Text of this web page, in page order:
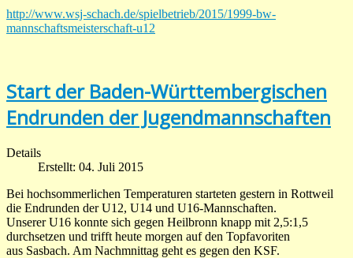
http://www.wsj-schach.de/spielbetrieb/2015/1999-bw-
mannschaftsmeisterschaft-u12
Start der Baden-Württembergischen
Endrunden der Jugendmannschaften
Details
Erstellt: 04. Juli 2015
Bei hochsommerlichen Temperaturen starteten gestern in Rottweil
die Endrunden der U12, U14 und U16-Mannschaften.
Unserer U16 konnte sich gegen Heilbronn knapp mit 2,5:1,5
durchsetzen und trifft heute morgen auf den Topfavoriten
aus Sasbach. Am Nachmnittag geht es gegen den KSF.